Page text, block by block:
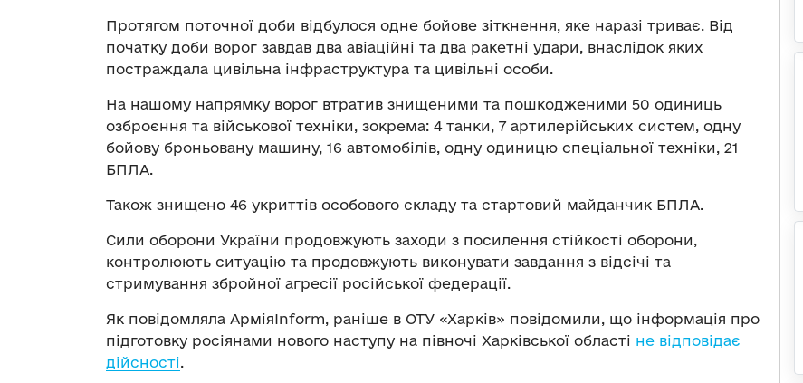
Протягом поточної доби відбулося одне бойове зіткнення, яке наразі триває. Від
початку доби ворог завдав два авіаційні та два ракетні удари, внаслідок яких
постраждала цивільна інфраструктура та цивільні особи.
На нашому напрямку ворог втратив знищеними та пошкодженими 50 одиниць
озброєння та військової техніки, зокрема: 4 танки, 7 артилерійських систем, одну
бойову броньовану машину, 16 автомобілів, одну одиницю спеціальної техніки, 21
БПЛА.
Також знищено 46 укриттів особового складу та стартовий майданчик БПЛА.
Сили оборони України продовжують заходи з посилення стійкості оборони,
контролюють ситуацію та продовжують виконувати завдання з відсічі та
стримування збройної агресії російської федерації.
Як повідомляла АрміяInform, раніше в ОТУ «Харків» повідомили, що інформація про
підготовку росіянами нового наступу на півночі Харківської області не відповідає
дійсності.